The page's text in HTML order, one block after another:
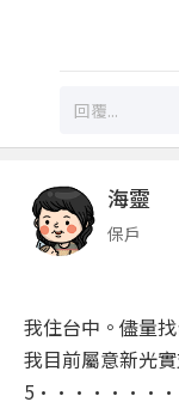
海靈
保戶
我住台中。儘量
我目前屬意新光
5••••••••